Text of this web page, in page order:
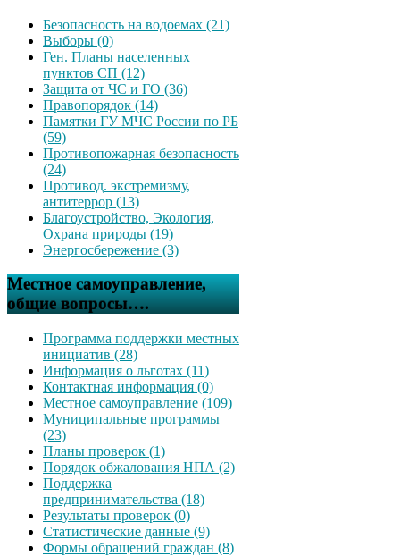
Безопасность на водоемах (21)
Выборы (0)
Ген. Планы населенных
пунктов СП (12)
Защита от ЧС и ГО (36)
Правопорядок (14)
Памятки ГУ МЧС России по РБ
(59)
Противопожарная безопасность
(24)
Противод. экстремизму,
антитеррор (13)
Благоустройство, Экология,
Охрана природы (19)
Энергосбережение (3)
Местное самоуправление,
общие вопросы….
Программа поддержки местных
инициатив (28)
Информация о льготах (11)
Контактная информация (0)
Местное самоуправление (109)
Муниципальные программы
(23)
Планы проверок (1)
Порядок обжалования НПА (2)
Поддержка
предпринимательства (18)
Результаты проверок (0)
Статистические данные (9)
Формы обращений граждан (8)